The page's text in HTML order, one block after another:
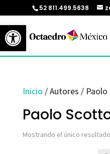
Abrir barra de herramientas
52 811.499.5638
Inicio / Autores /
Paolo
Mostrando el único resultado